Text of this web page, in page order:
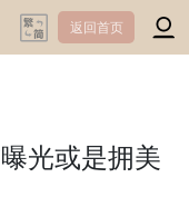
返回首页
光或是拥美